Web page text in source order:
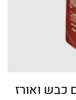
כבש ואורז